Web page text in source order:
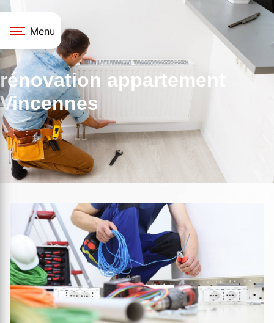
Menu
rénovation appartement
Vincennes
Panneau de gestion des cookies